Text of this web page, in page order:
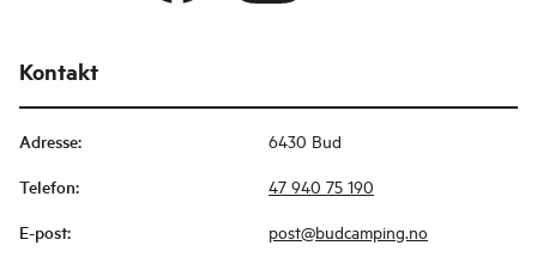
Kontakt
Adresse: 6430 Bud
Telefon: 47 940 75 190
E-post: post@budcamping.no